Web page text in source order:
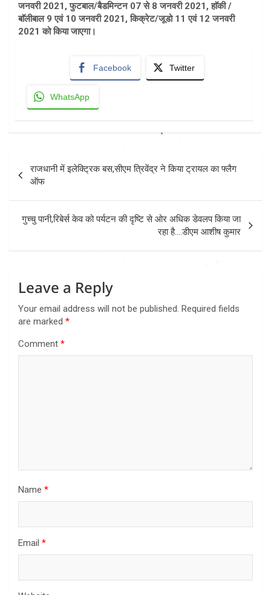
जनवरी 2021, फुटबाल/बैडमिन्टन 07 से 8 जनवरी 2021, हाॅकी /
बाॅलीबाल 9 एवं 10 जनवरी 2021, किक्रेट/जूडो 11 एवं 12 जनवरी
2021 को किया जाएगा।
Facebook Twitter
WhatsApp
navigation
राजधानी में इलेक्ट्रिक बस,सीएम त्रिवेंद्र ने किया ट्रायल का फ्लैग
ऑफ
गुच्चु पानी,रिबेर्स केव को पर्यटन की दृष्टि से ओर अधिक डेवलप किया जा
रहा है….डीएम आशीष कुमार
Leave a Reply
Your email address will not be published. Required fields
are marked *
Comment *
Name *
Email *